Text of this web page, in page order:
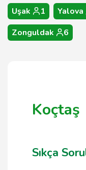
Uşak
1 Yalova
Zonguldak
6
Koçtaş
Sıkça